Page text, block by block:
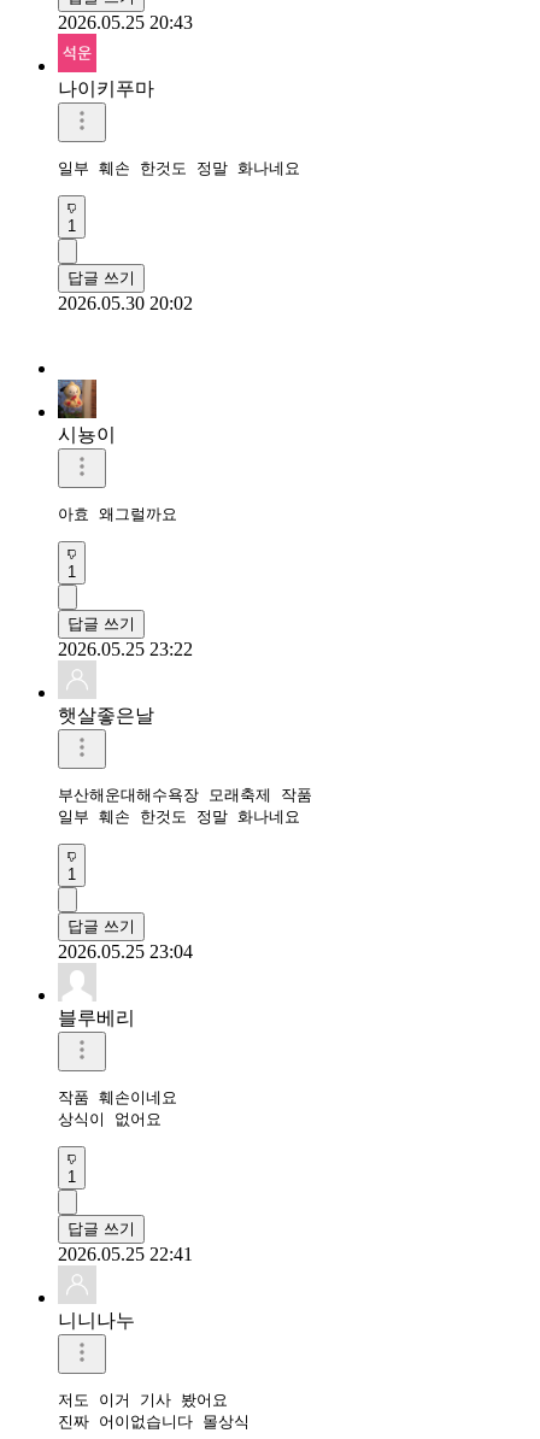
2026.05.25 20:43
나이키푸마
일부 훼손 한것도 정말 화나네요
1
답글 쓰기
2026.05.30 20:02
시뇽이
아효 왜그럴까요
1
답글 쓰기
2026.05.25 23:22
햇살좋은날
부산해운대해수욕장 모래축제 작품
일부 훼손 한것도 정말 화나네요
1
답글 쓰기
2026.05.25 23:04
블루베리
작품 훼손이네요
상식이 없어요
1
답글 쓰기
2026.05.25 22:41
니니나누
저도 이거 기사 봤어요
진짜 어이없습니다 몰상식